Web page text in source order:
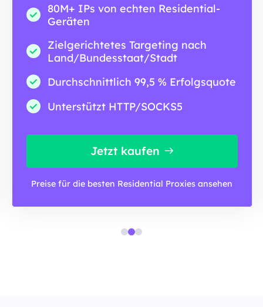
80M+ IPs von echten Residential-
Geräten
Zielgerichtetes Targeting nach
Land/Bundesstaat/Stadt
Durchschnittlich 99,5 % Erfolgsquote
Unterstützt HTTP/SOCKS5
Jetzt kaufen
Preise für die besten Residential Proxies ansehen